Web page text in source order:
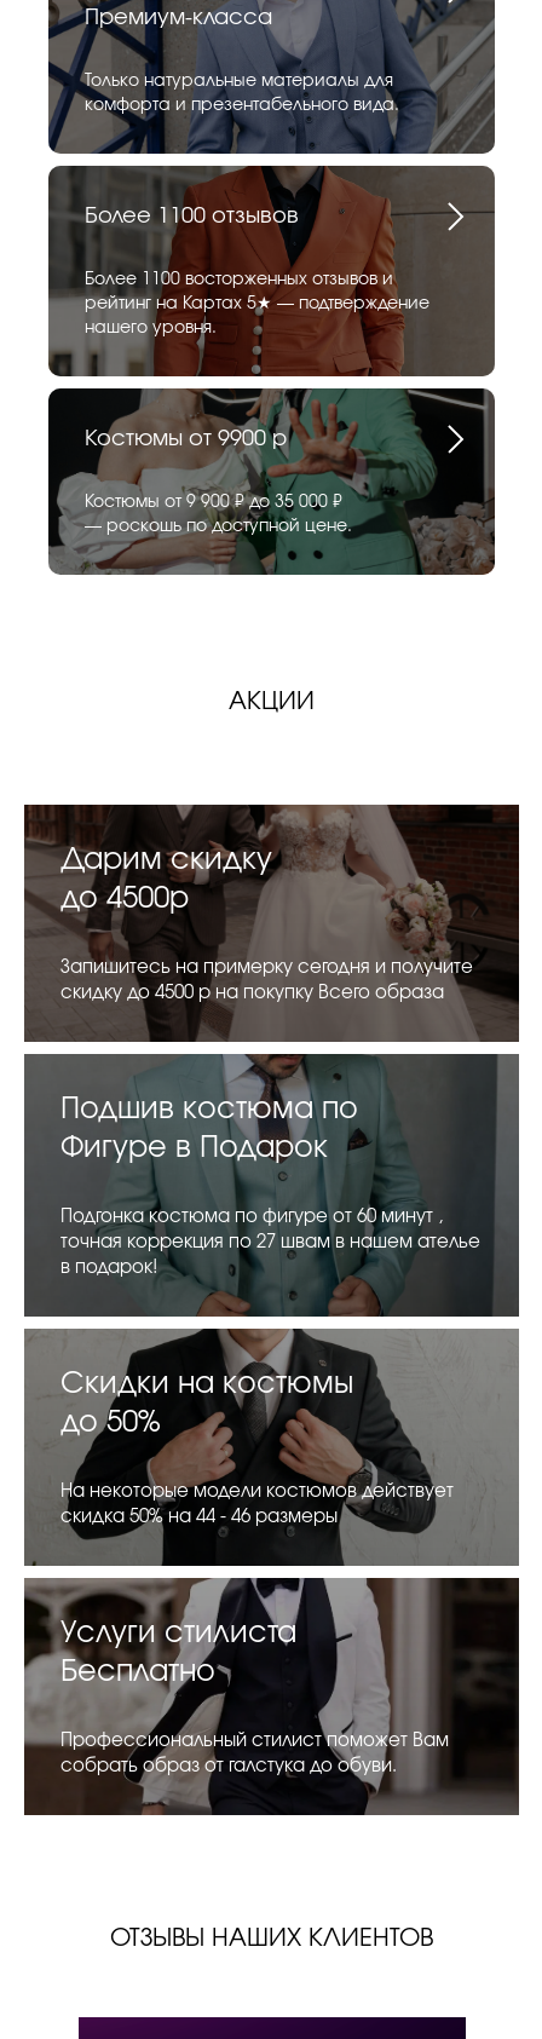
Премиум-класса
Только натуральные материалы для
комфорта и презентабельного вида.
Более 1100 отзывов
Более 1100 восторженных отзывов и
рейтинг на Картах 5★ — подтверждение
нашего уровня.
Костюмы от 9900 р
Костюмы от 9 900 ₽ до 35 000 ₽
— роскошь по доступной цене.
АКЦИИ
Дарим скидку
до 4500р
Запишитесь на примерку сегодня и получите
скидку до 4500 р на покупку Всего образа
Подшив костюма по
Фигуре в Подарок
Подгонка костюма по фигуре от 60 минут ,
точная коррекция по 27 швам в нашем ателье
в подарок!
Скидки на костюмы
до 50%
На некоторые модели костюмов действует
скидка 50% на 44 - 46 размеры
Услуги стилиста
Бесплатно
Профессиональный стилист поможет Вам
собрать образ от галстука до обуви.
ОТЗЫВЫ НАШИХ КЛИЕНТОВ